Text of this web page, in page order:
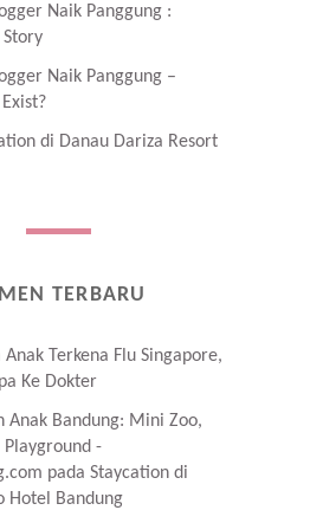
Naik Panggung :
Naik Panggung –
di Danau Dariza Resort
TERBARU
Anak Terkena Flu Singapore,
Ke Dokter
Anak Bandung: Mini Zoo,
-
pada Staycation di
Hotel Bandung